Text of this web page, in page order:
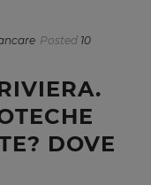
Posted 10
DOVE